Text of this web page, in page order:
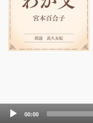
Audio
00:00